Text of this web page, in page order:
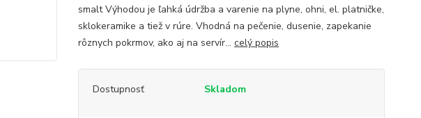
smalt Výhodou je ľahká údržba a varenie na plyne, ohni, el. platničke,
sklokeramike a tiež v rúre. Vhodná na pečenie, dusenie, zapekanie
rôznych pokrmov, ako aj na servír... celý popis
Dostupnosť Skladom